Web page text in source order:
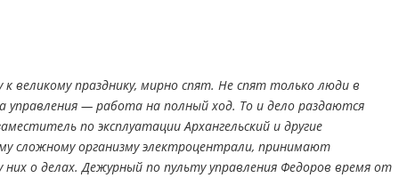
великому празднику, мирно спят. Не спят только люди в
управления — работа на полный ход. То и дело раздаются
по эксплуатации Архангельский и другие
сложному организму электроцентрали, принимают
о делах. Дежурный по пульту управления Федоров время от